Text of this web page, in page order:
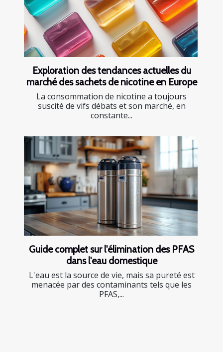
Exploration des tendances actuelles du
marché des sachets de nicotine en Europe
La consommation de nicotine a toujours
suscité de vifs débats et son marché, en
constante...
Guide complet sur l'élimination des PFAS
dans l'eau domestique
L'eau est la source de vie, mais sa pureté est
menacée par des contaminants tels que les
PFAS,...